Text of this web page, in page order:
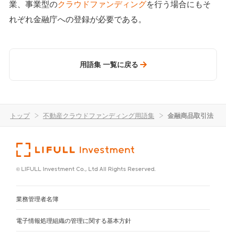
業、事業型のクラウドファンディングを行う場合にもそ
れぞれ金融庁への登録が必要である。
用語集 一覧に戻る
トップ > 不動産クラウドファンディング用語集 > 金融商品取引法
© LIFULL Investment Co., Ltd All Rights Reserved.
業務管理者名簿
電子情報処理組織の管理に関する基本方針